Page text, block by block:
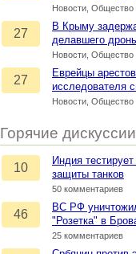
Новости, Общество
27
В Крыму
делавшего
Новости, Общество
27
Еврейцы
исследователя
Новости, Общество
Горячие дискуссии
10
Индия
защиты танков
50 комментариев
46
ВС РФ
"Розетка" в
25 комментариев